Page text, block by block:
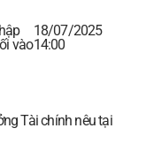
vào
18/07/2025
14:00
Tài chính nêu tại